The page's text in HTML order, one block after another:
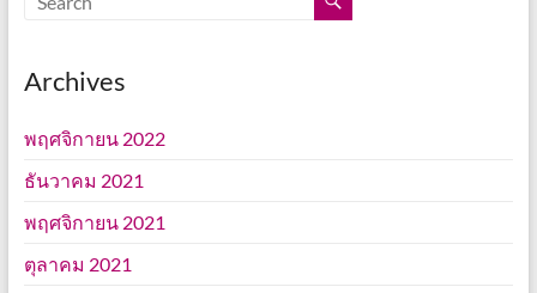
Archives
พฤศจิกายน 2022
ธันวาคม 2021
พฤศจิกายน 2021
ตุลาคม 2021